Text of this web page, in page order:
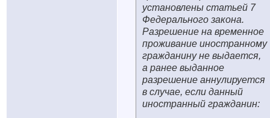
установлены статьей 7
Федерального закона.
Разрешение на временное
проживание иностранному
гражданину не выдается,
а ранее выданное
разрешение аннулируется
в случае, если данный
иностранный гражданин: